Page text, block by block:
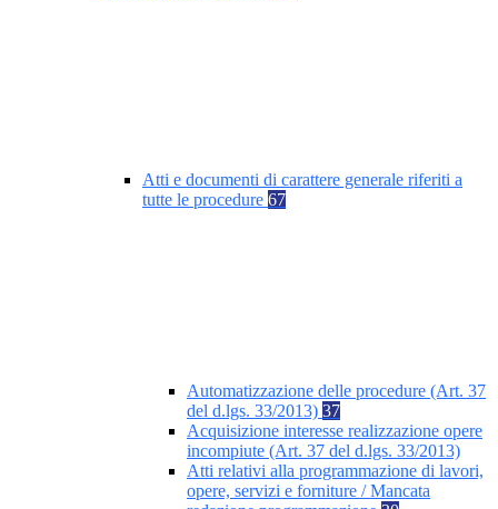
Atti e documenti di carattere generale riferiti a
tutte le procedure 67
Automatizzazione delle procedure (Art. 37
del d.lgs. 33/2013) 37
Acquisizione interesse realizzazione opere
incompiute (Art. 37 del d.lgs. 33/2013)
Atti relativi alla programmazione di lavori,
opere, servizi e forniture / Mancata